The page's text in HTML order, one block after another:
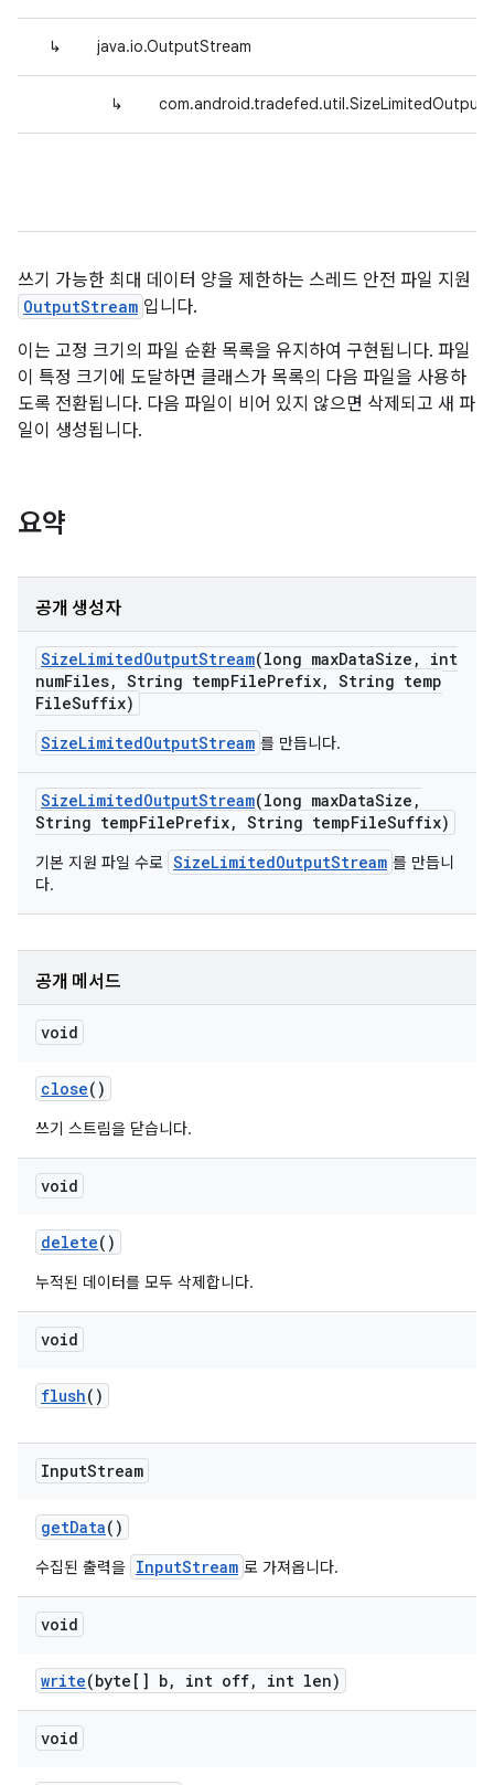
↳ java.io.OutputStream
↳
쓰기 가능한 최대 데이터 양을 제한하는 스레드 안전 파일 지원
OutputStream 입니다.
이는 고정 크기의 파일 순환 목록을 유지하여 구현됩니다. 파일
이 특정 크기에 도달하면 클래스가 목록의 다음 파일을 사용하
도록 전환됩니다. 다음 파일이 비어 있지 않으면 삭제되고 새 파
일이 생성됩니다.
요약
공개 생성자
SizeLimitedOutputStream(long maxDataSize ,
int
numFiles, String tempFilePrefix, String temp
FileSuffix)
SizeLimitedOutputStream 를 만듭니다.
SizeLimitedOutputStream(long maxDataSize ,
String tempFilePrefix, String tempFileSuffix)
기본 지원 파일 수로 SizeLimitedOutputStream 를 만듭니
다.
공개 메서드
void
close()
쓰기 스트림을 닫습니다.
void
delete()
누적된 데이터를 모두 삭제합니다.
void
flush()
InputStream
getData()
수집된 출력을 InputStream 로 가져옵니다.
void
write(byte[] b, int off, int len)
void